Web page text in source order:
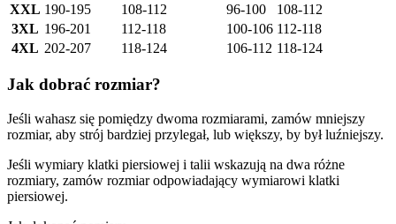
XXL 190-195 108-112 96-100
108-112
3XL 196-201 112-118 100-106 112-118
4XL 202-207 118-124 106-112 118-124
Jak dobrać rozmiar?
Jeśli wahasz się pomiędzy dwoma rozmiarami, zamów mniejszy
rozmiar, aby strój bardziej przylegał, lub większy, by był luźniejszy.
Jeśli wymiary klatki piersiowej i talii wskazują na dwa różne
rozmiary, zamów rozmiar odpowiadający wymiarowi klatki
piersiowej.